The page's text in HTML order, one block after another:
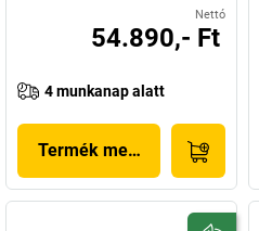
Nettó
54.890,- Ft
4 munkanap alatt
Termék megjelenítése